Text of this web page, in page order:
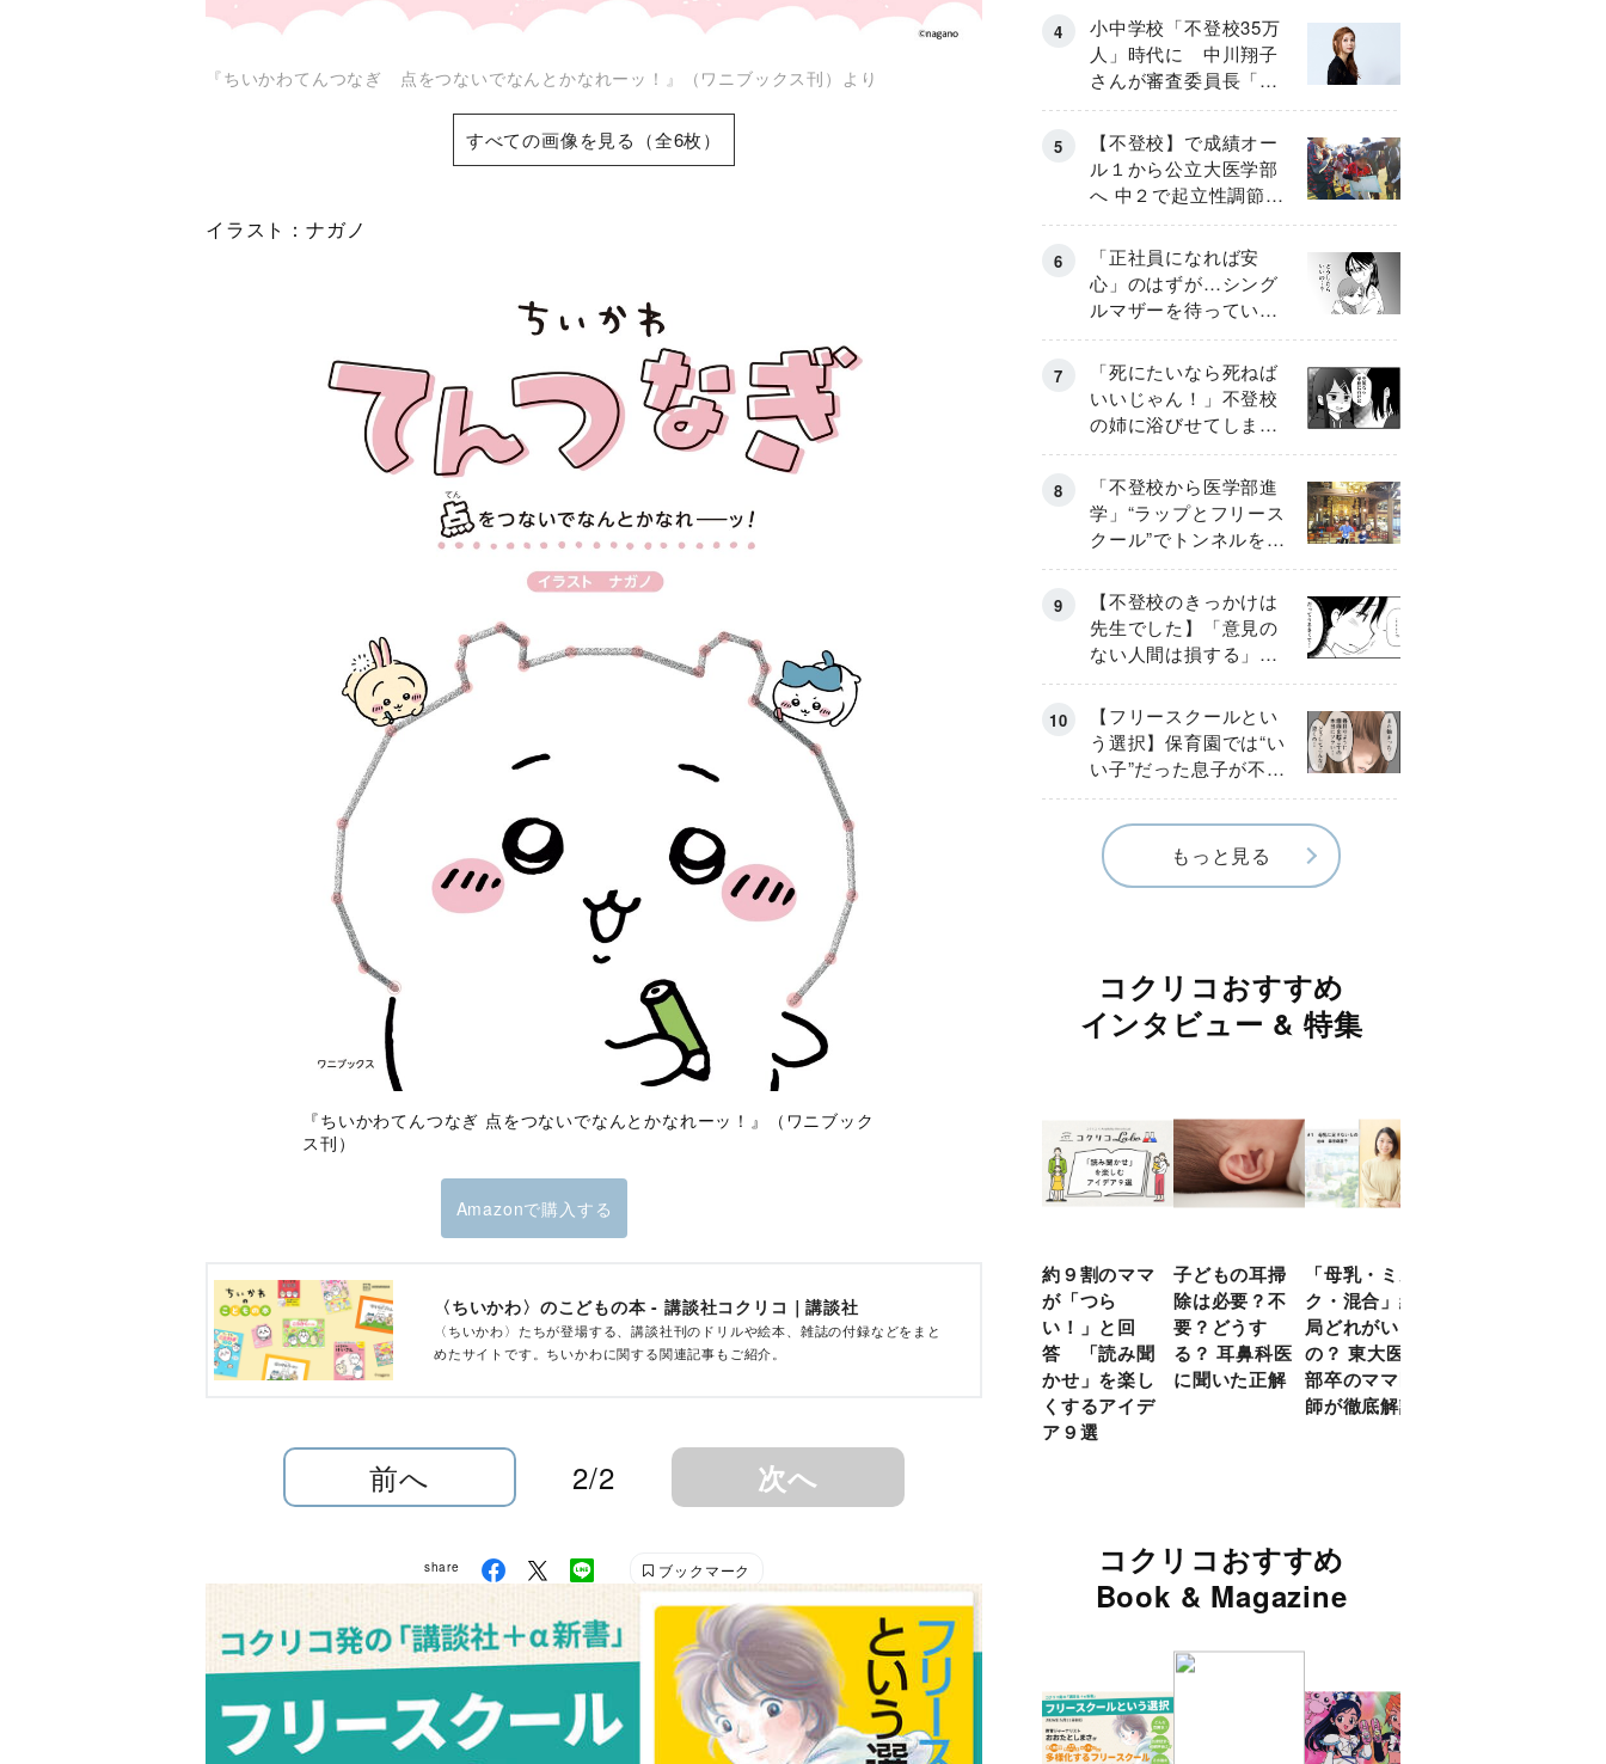
『ちいかわてんつなぎ 点をつないでなんとかなれーッ！』（ワニブックス刊）より
すべての画像を見る（全6枚）
イラスト：ナガノ
『ちいかわてんつなぎ 点をつないでなんとかなれーッ！』（ワニブック
ス刊）
Amazonで購入する
〈ちいかわ〉のこどもの本 - 講談社コクリコ｜講談社
〈ちいかわ〉たちが登場する、講談社刊のドリルや絵本、雑誌の付録などをまと
めたサイトです。ちいかわに関する関連記事もご紹介。
前へ 2/2 次へ
share ブックマーク
は…《第２話》
小中学校「不登校35万
人」時代に 中川翔子
さんが審査委員長「不
登校生動画甲子園
2026」が開催
【不登校】で成績オー
ル１から公立大医学部
へ 中２で起立性調節障
害「治るまで３年」の
診断 そのとき母は
「正社員になれば安
心」のはずが…シング
ルマザーを待ってい
た“魔の２年間”【前編】
「死にたいなら死ねば
いいじゃん！」不登校
の姉に浴びせてしまっ
た言葉【番外編・後
編】
「不登校から医学部進
学」“ラップとフリース
クール”でトンネルを脱
して高校受験へ〔元野
球少年の実話〕
【不登校のきっかけは
先生でした】「意見の
ない人間は損する」担
任の一言が苦しみに…
《第１話》
【フリースクールとい
う選択】保育園では“い
い子”だった息子が不登
校に…小学校入学後に
見えたSOS《第１話》
もっと見る
コクリコおすすめ
インタビュー & 特集
約９割のママ
が「つら
い！」と回
答 「読み聞
かせ」を楽し
くするアイデ
ア９選
子どもの耳掃
除は必要？不
要？どうす
る？ 耳鼻科医
に聞いた正解
「母乳・ミル
ク・混合」結
局どれがいい
の？ 東大医学
部卒のママ医
師が徹底解説
コクリコおすすめ
Book & Magazine